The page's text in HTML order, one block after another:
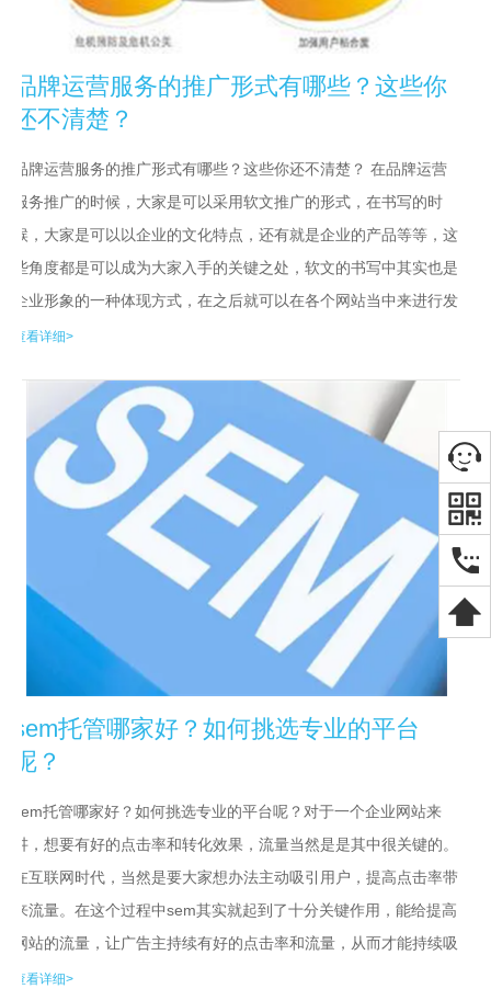
品牌运营服务的推广形式有哪些？这些你
还不清楚？
品牌运营服务的推广形式有哪些？这些你还不清楚？ 在品牌运营
服务推广的时候，大家是可以采用软文推广的形式，在书写的时
候，大家是可以以企业的文化特点，还有就是企业的产品等等，这
些角度都是可以成为大家入手的关键之处，软文的书写中其实也是
企业形象的一种体现方式，在之后就可以在各个网站当中来进行发
布，再就是它的存在也是可以让很多的人有兴趣继续了解，对于企
查看详细>
sem托管哪家好？如何挑选专业的平台
呢？
sem托管哪家好？如何挑选专业的平台呢？对于一个企业网站来
讲，想要有好的点击率和转化效果，流量当然是是其中很关键的。
在互联网时代，当然是要大家想办法主动吸引用户，提高点击率带
来流量。在这个过程中sem其实就起到了十分关键作用，能给提高
网站的流量，让广告主持续有好的点击率和流量，从而才能持续吸
引用户。当然了，在实际工作中推广所涉及到的专业知识也是较多
查看详细>